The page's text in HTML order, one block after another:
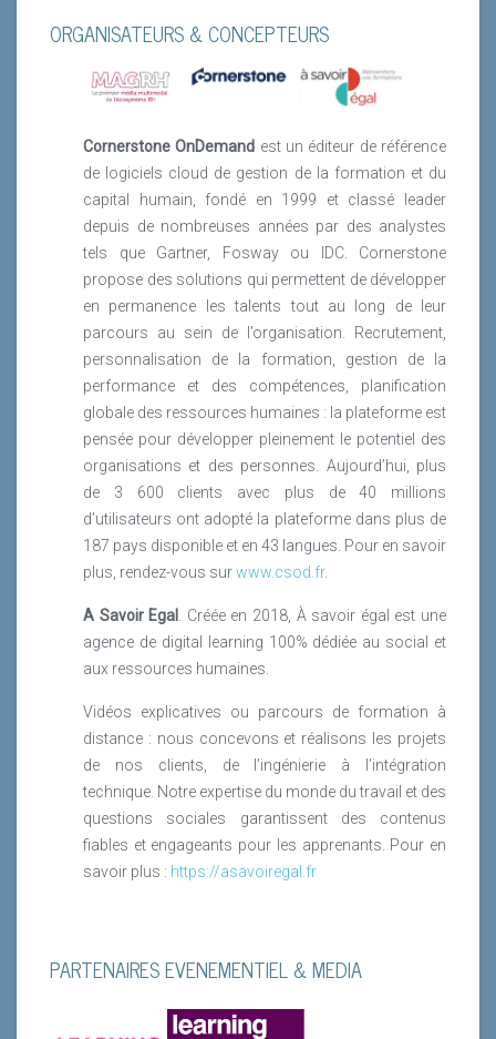
ORGANISATEURS & CONCEPTEURS
Cornerstone OnDemand est un éditeur de référence
de logiciels cloud de gestion de la formation et du
capital humain, fondé en 1999 et classé leader
depuis de nombreuses années par des analystes
tels que Gartner, Fosway ou IDC. Cornerstone
propose des solutions qui permettent de développer
en permanence les talents tout au long de leur
parcours au sein de l’organisation. Recrutement,
personnalisation de la formation, gestion de la
performance et des compétences, planification
globale des ressources humaines : la plateforme est
pensée pour développer pleinement le potentiel des
organisations et des personnes. Aujourd’hui, plus
de 3 600 clients avec plus de 40 millions
d’utilisateurs ont adopté la plateforme dans plus de
187 pays disponible et en 43 langues. Pour en savoir
plus, rendez-vous surwww.csod.fr.
A Savoir Egal . Créée en 2018, À savoir égal est une
agence de digital learning 100% dédiée au social et
aux ressources humaines.
Vidéos explicatives ou parcours de formation à
distance : nous concevons et réalisons les projets
de nos clients, de l’ingénierie à l’intégration
technique. Notre expertise du monde du travail et des
questions sociales garantissent des contenus
fiables et engageants pour les apprenants. Pour en
savoir plus : https://asavoiregal.fr
PARTENAIRES EVENEMENTIEL & MEDIA